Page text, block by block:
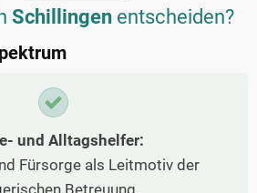
Schillingen entscheiden?
und Alltagshelfer:
Fürsorge als Leitmotiv der